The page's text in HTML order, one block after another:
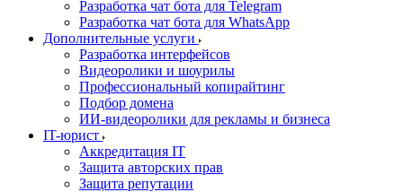
Разработка чат бота для Telegram
Разработка чат бота для WhatsApp
Дополнительные услуги
Разработка интерфейсов
Видеоролики и шоурилы
Профессиональный копирайтинг
Подбор домена
ИИ-видеоролики для рекламы и бизнеса
IT-юрист
Аккредитация IT
Защита авторских прав
Защита репутации